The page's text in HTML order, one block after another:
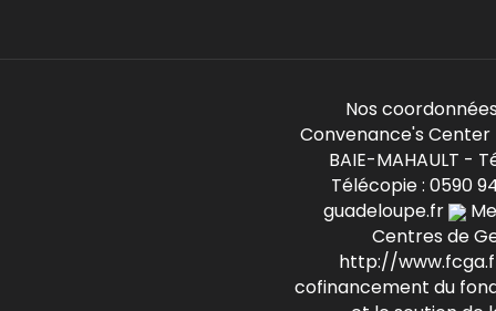
Nos coordonnées
Convenance's Center
BAIE-MAHAULT -
Télécopie : 0590
guadeloupe.fr
Centres de
http://
cofinancement du